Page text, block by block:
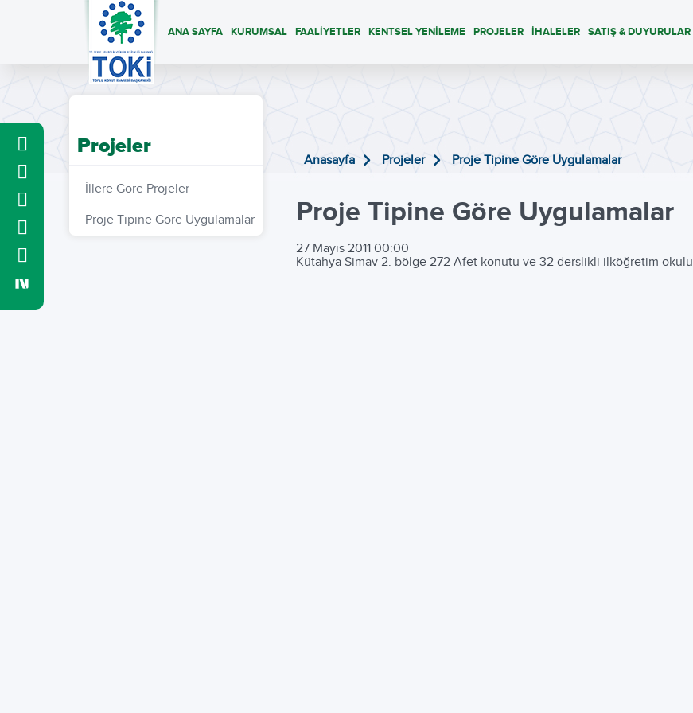
ANA SAYFA KURUMSAL FAALİYETLER KENTSEL YENİLEME PROJELER İHALELER SATIŞ & DUYURULAR
Projeler
İllere Göre Projeler
Proje Tipine Göre Uygulamalar
Anasayfa Projeler Proje Tipine Göre Uygulamalar
Proje Tipine Göre Uygulamalar
27 Mayıs 2011 00:00
Kütahya Simav 2. bölge 272 Afet konutu ve 32 derslikli ilköğretim okulu